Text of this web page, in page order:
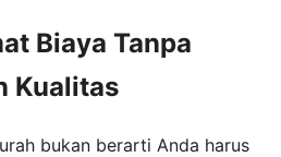
Biaya Tanpa
Kualitas
bukan berarti Anda harus